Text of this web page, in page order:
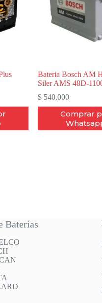
Bateria Bosch AM
Siler AMS 48D-
$ 540.000
Comprar
Baterías